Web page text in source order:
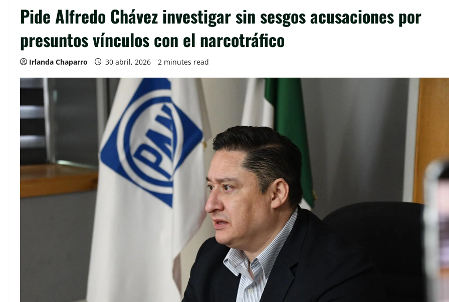
Pide Alfredo Chávez investigar sin sesgos acusaciones por
presuntos vínculos con el narcotráfico
Irlanda Chaparro 30 abril, 2026 2 minutes read